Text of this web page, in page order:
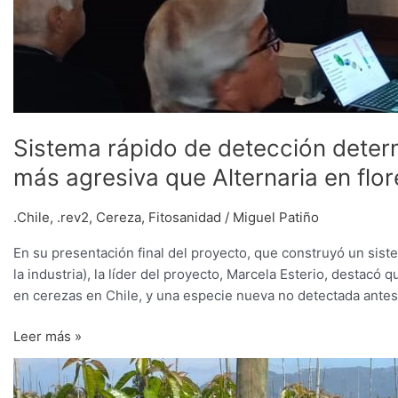
Sistema rápido de detección
más agresiva que Alternaria en
.Chile, .rev2, Cereza, Fitosanidad / Miguel Patiño
En su presentación final del proyecto, que construyó un
la industria), la líder del proyecto, Marcela Esterio, destacó
en cerezas en Chile, y una especie nueva no detectada
cerezo
Leer más »
Denuncian
nuevo